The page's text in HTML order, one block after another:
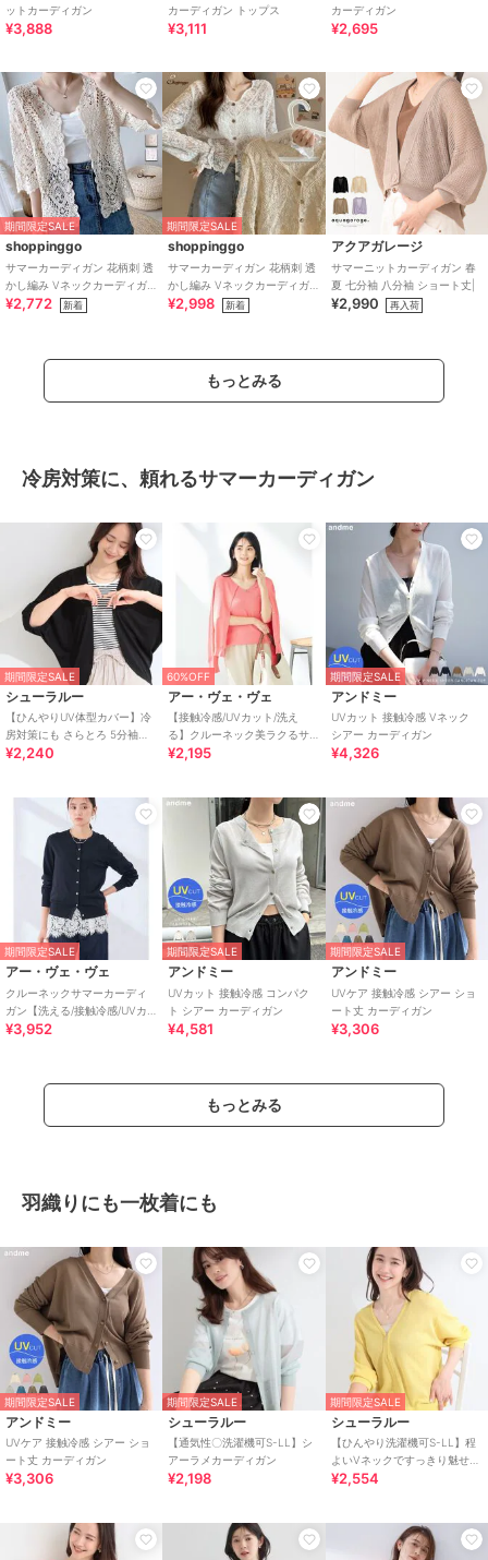
ットカーディガン
¥3,888
カーディガン トップス
¥3,111
カーディガン
¥2,695
期間限定SALE
shoppinggo
サマーカーディガン 花柄刺 透
かし編み Vネックカーディガ
ン トップス 長袖 ショート丈
¥2,772 新着
期間限定SALE
shoppinggo
サマーカーディガン 花柄刺 透
かし編み Vネックカーディガ
ン トップス 長袖 ショート丈
¥2,998 新着
アクアガレージ
サマーニットカーディガン 春
夏 七分袖 八分袖 ショート丈|
¥2,990 再入荷
もっとみる
冷房対策に、頼れるサマーカーディガン
期間限定SALE
シューラルー
【ひんやりUV体型カバー】冷
房対策にも さらとろ 5分袖ド
ルマンカーディガン
¥2,240
60%OFF
アー・ヴェ・ヴェ
【接触冷感/UVカット/洗え
る】クルーネック美ラクるサ
マーカーディガン
¥2,195
期間限定SALE
アンドミー
UVカット 接触冷感 Vネック
シアー カーディガン
¥4,326
期間限定SALE
アー・ヴェ・ヴェ
クルーネックサマーカーディ
ガン【洗える/接触冷感/UVカ
ット】
¥3,952
期間限定SALE
アンドミー
UVカット 接触冷感 コンパク
ト シアー カーディガン
¥4,581
期間限定SALE
アンドミー
UVケア 接触冷感 シアー ショ
ート丈 カーディガン
¥3,306
もっとみる
羽織りにも一枚着にも
期間限定SALE
アンドミー
UVケア 接触冷感 シアー ショ
ート丈 カーディガン
¥3,306
期間限定SALE
シューラルー
【通気性〇洗濯機可S-LL】シ
アーラメカーディガン
¥2,198
期間限定SALE
シューラルー
【ひんやり洗濯機可S-LL】程
よいVネックですっきり魅せる
ジップアップ 7分袖シアーカー
¥2,554